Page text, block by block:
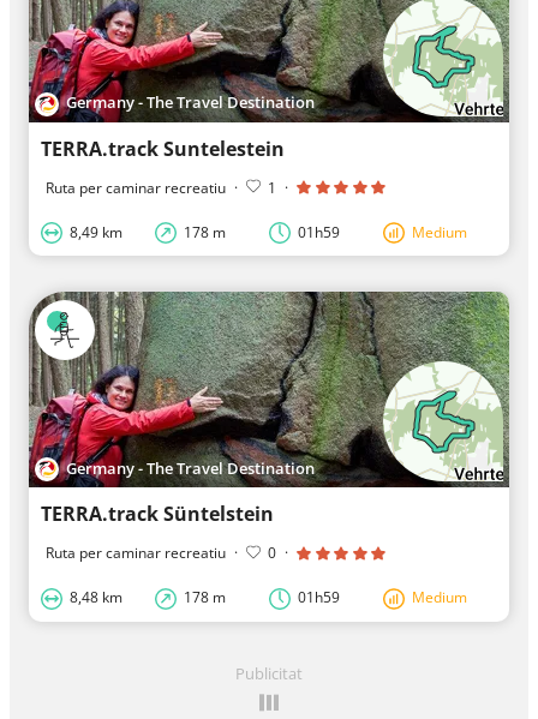
Germany - The Travel Destination
TERRA.track Suntelestein
Ruta per caminar recreatiu · 1 ·
8,49 km 178 m 01h59 Medium
Germany - The Travel Destination
TERRA.track Süntelstein
Ruta per caminar recreatiu · 0 ·
8,48 km 178 m 01h59 Medium
Publicitat